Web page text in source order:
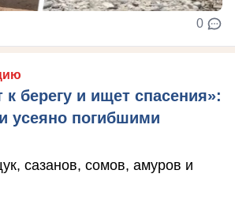
0
берегу и ищет спасения»:
усеяно погибшими
сазанов, сомов, амуров и